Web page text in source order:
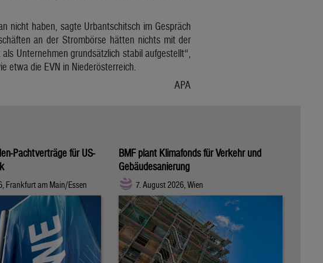
nicht haben, sagte Urbantschitsch im Gespräch
an der Strombörse hätten nichts mit der
Unternehmen grundsätzlich stabil aufgestellt“,
etwa die EVN in Niederösterreich.
APA
Pachtverträge für US-
Frankfurt am Main/Essen
BMF plant Klimafonds für Verkehr und
Gebäudesanierung
7. August 2026, Wien